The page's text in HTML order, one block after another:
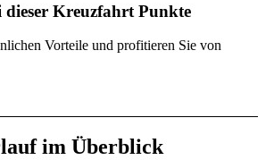
dieser Kreuzfahrt Punkte
Vorteile und profitieren Sie von
im Überblick